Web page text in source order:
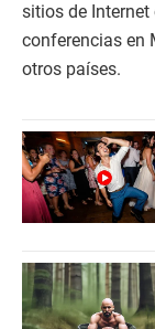
sitios de
conferencias en
otros países.